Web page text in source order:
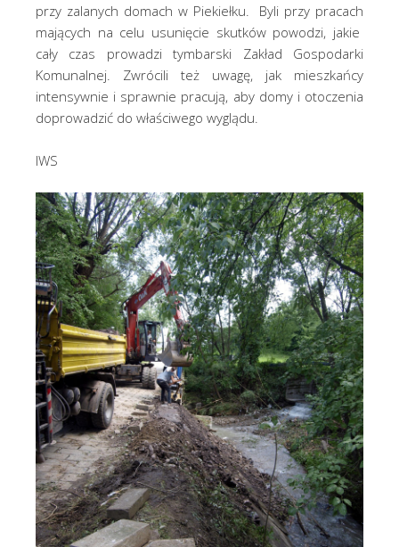
przy zalanych domach w Piekiełku. Byli przy pracach
mających na celu usunięcie skutków powodzi, jakie
cały czas prowadzi tymbarski Zakład Gospodarki
Komunalnej. Zwrócili też uwagę, jak mieszkańcy
intensywnie i sprawnie pracują, aby domy i otoczenia
doprowadzić do właściwego wyglądu.
IWS